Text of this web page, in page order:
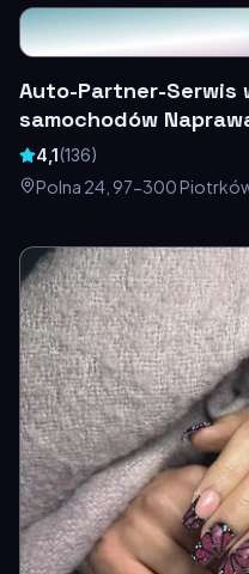
Auto-Partner-Serwis
samochodów
4,1(136)
Polna 24, 97-300